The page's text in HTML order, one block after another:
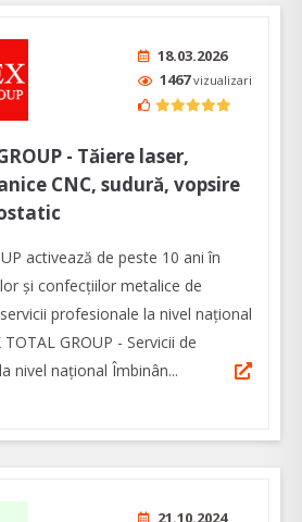
18.03.2026
1467vizualizari
- Tăiere laser,
CNC, sudură, vopsire
activează de peste 10 ani în
şi confecţiilor metalice de
profesionale la nivel naţional
GROUP - Servicii de
nivel naţional Îmbinân...